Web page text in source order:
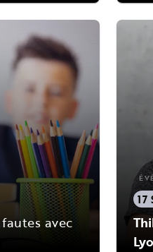
avec
17